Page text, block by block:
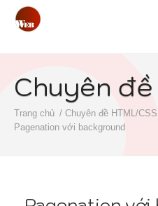
Chuyên đề
Trang chủ Chuyên đề HTML/CSS
Pagenation với background